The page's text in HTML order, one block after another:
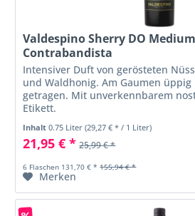
Valdespino Sherry DO
Contrabandista
Intensiver Duft von gerösteten
und Waldhonig. Am Gaumen
getragen. Mit unverkennbarem
Etikett.
Inhalt0.75 Liter(29,27 € * / 1 Liter)
21,95 € * 25,99 € *
6 Flaschen 131,70 € * 155,94 € *
Merken